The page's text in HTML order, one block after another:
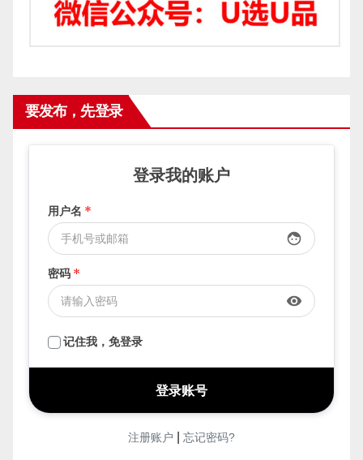
要发布，先登录
登录我的账户
用户名 *
face
密码 *
visibility
记住我，免登录
注册账户 忘记密码?